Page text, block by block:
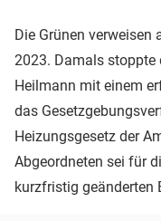
Die Grünen
2023. Damals stoppte
Heilmann mit einem
das
Heizungsgesetz der
Abgeordneten sei für
kurzfristig geänderten